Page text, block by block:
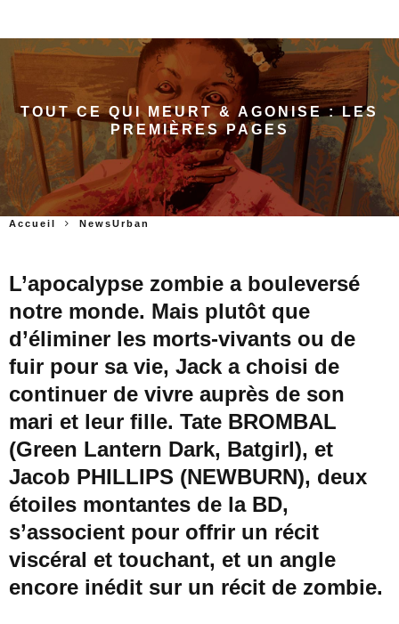
TOUT CE QUI MEURT & AGONISE : LES
PREMIÈRES PAGES
Accueil NewsUrban
L’apocalypse zombie a bouleversé
notre monde. Mais plutôt que
d’éliminer les morts-vivants ou de
fuir pour sa vie, Jack a choisi de
continuer de vivre auprès de son
mari et leur fille. Tate BROMBAL
(Green Lantern Dark, Batgirl), et
Jacob PHILLIPS (NEWBURN), deux
étoiles montantes de la BD,
s’associent pour offrir un récit
viscéral et touchant, et un angle
encore inédit sur un récit de zombie.